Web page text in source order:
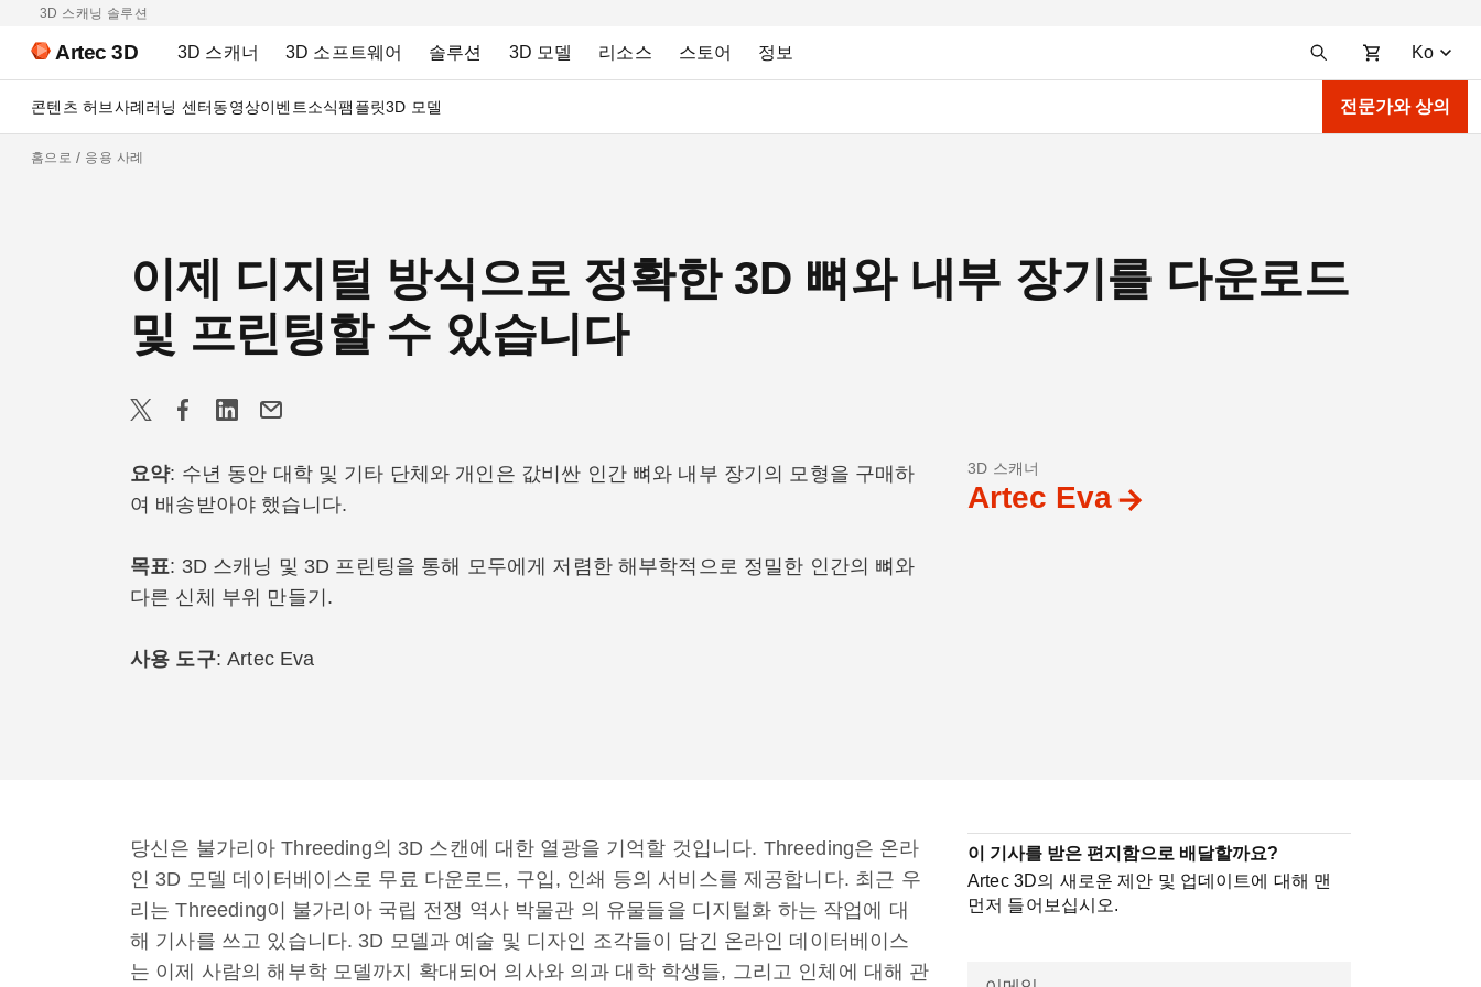
3D 스캐닝 솔루션
Artec 3D 3D 스캐너 3D 소프트웨어 솔루션 3D 모델 리소스 스토어 정보 Ko
콘텐츠 허브사례러닝 센터동영상이벤트소식팸플릿3D 모델 전문가와 상의
홈으로 응용 사례
이제 디지털 방식으로 정확한 3D 뼈와 내부 장기를 다운로드
및 프린팅할 수 있습니다
3D 스캐너
Artec Eva
요약: 수년 동안 대학 및 기타 단체와 개인은 값비싼 인간 뼈와 내부 장기의 모형을 구매하
여 배송받아야 했습니다.
목표: 3D 스캐닝 및 3D 프린팅을 통해 모두에게 저렴한 해부학적으로 정밀한 인간의 뼈와
다른 신체 부위 만들기.
사용 도구: Artec Eva
당신은 불가리아 Threeding의 3D 스캔에 대한 열광을 기억할 것입니다. Threeding은 온라
인 3D 모델 데이터베이스로 무료 다운로드, 구입, 인쇄 등의 서비스를 제공합니다. 최근 우
리는 Threeding이 불가리아 국립 전쟁 역사 박물관 의 유물들을 디지털화 하는 작업에 대
해 기사를 쓰고 있습니다. 3D 모델과 예술 및 디자인 조각들이 담긴 온라인 데이터베이스
는 이제 사람의 해부학 모델까지 확대되어 의사와 의과 대학 학생들, 그리고 인체에 대해 관
이 기사를 받은 편지함으로 배달할까요?
Artec 3D의 새로운 제안 및 업데이트에 대해 맨
먼저 들어보십시오.